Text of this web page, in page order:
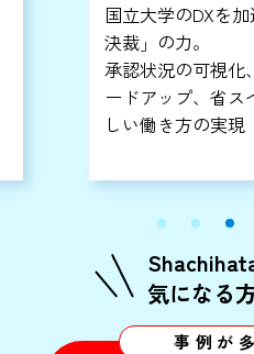
国立大学のDXを
決裁」の力。
承認状況の可視化
ードアップ、省ス
しい働き方の実現
気になる
事例が